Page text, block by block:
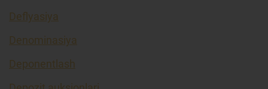
Deflyasiya
Denominasiya
Deponentlash